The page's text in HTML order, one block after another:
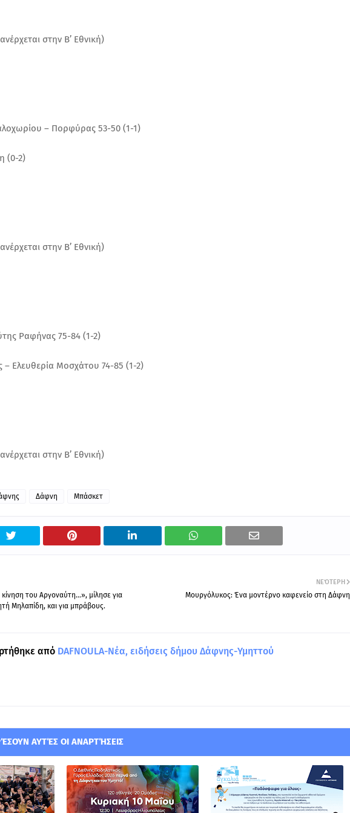
στην Β’ Εθνική)
– Πορφύρας 53-50 (1-1)
(0-2)
στην Β’ Εθνική)
Ραφήνας 75-84 (1-2)
– Ελευθερία Μοσχάτου 74-85 (1-2)
στην Β’ Εθνική)
Δάφνη Μπάσκετ
ΝΕΌΤΕΡΗ
Μουργόλυκος: Ένα μοντέρνο καφενείο στη Δάφνη
του Αργοναύτη…», μίλησε για
Μηλαπίδη, και για μπράβους.
από DAFNOULA-Νέα, ειδήσεις δήμου Δάφνης-Υμηττού
ΑΥΤΈΣ ΟΙ ΑΝΑΡΤΉΣΕΙΣ